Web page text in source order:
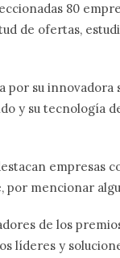
80
de ofertas,
por su innovadora
y su tecnología
empresas
por mencionar
de los
líderes y